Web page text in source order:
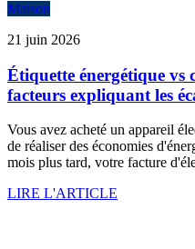
Maison
21 juin 2026
Étiquette énergétique vs
facteurs expliquant les
Vous avez acheté un appareil
de réaliser des économies
mois plus tard, votre facture
LIRE L'ARTICLE